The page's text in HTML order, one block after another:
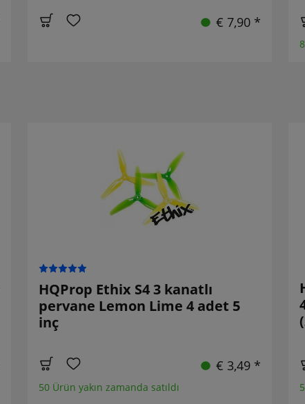
€ 7,90 *
HQProp Ethix S4 3 kanatlı
pervane Lemon Lime 4 adet 5
inç
€ 3,49 *
50 Ürün yakın zamanda satıldı